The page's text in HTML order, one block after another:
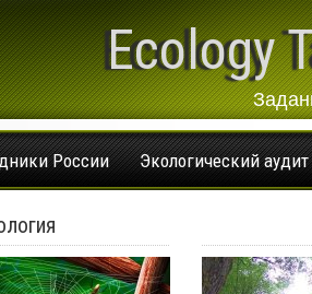
Ecology
России Экологический аудит